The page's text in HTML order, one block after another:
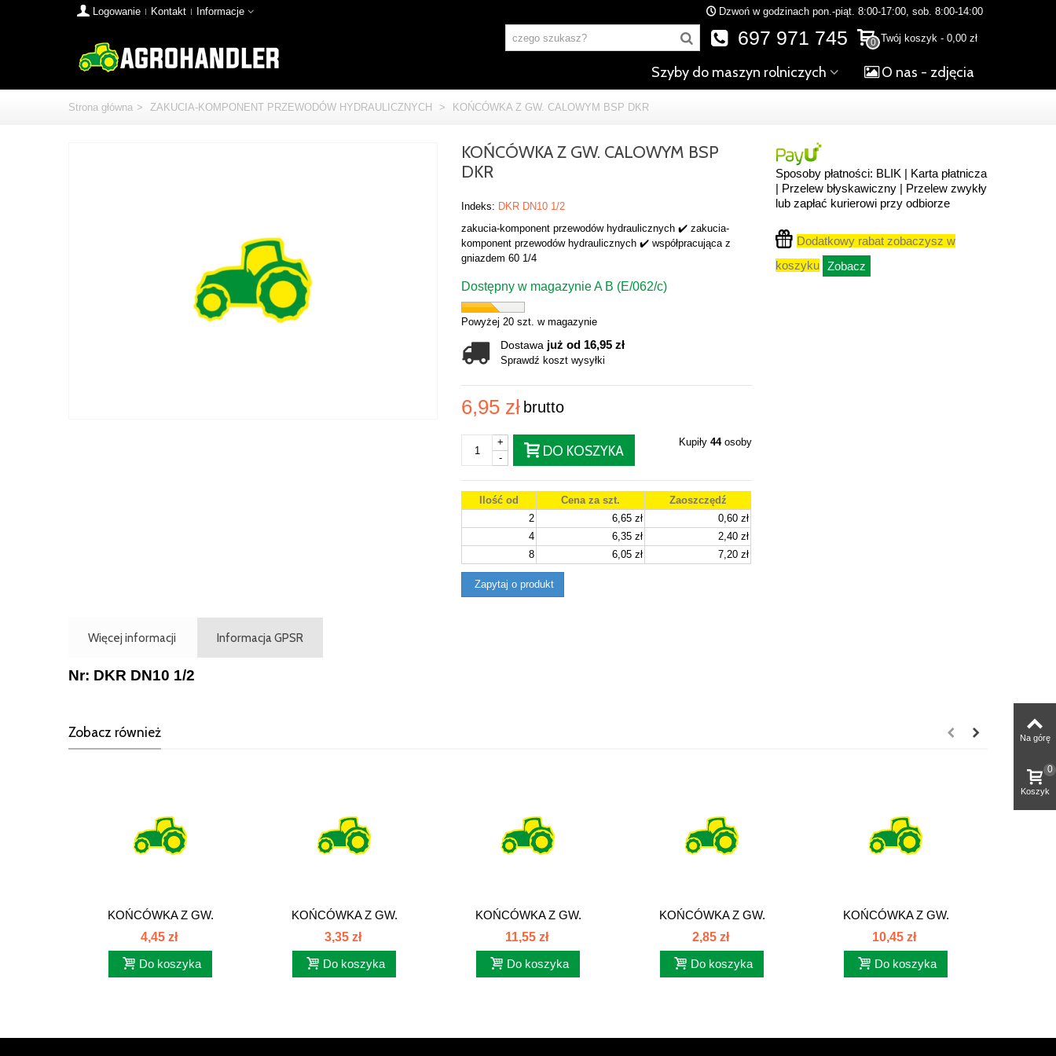
Logowanie Kontakt Informacje Dzwoń w godzinach pon.-piąt. 8:00-17:00, sob. 8:00-14:00
0 Twój koszyk - 0,00 zł
697 971 745
Szyby do maszyn rolniczych O nas - zdjęcia
Strona główna > ZAKUCIA-KOMPONENT PRZEWODÓW HYDRAULICZNYCH > KOŃCÓWKA Z GW. CALOWYM BSP DKR
KOŃCÓWKA Z GW. CALOWYM BSP
DKR
Indeks: DKR DN10 1/2
zakucia-komponent przewodów hydraulicznych ✔️ zakucia-
komponent przewodów hydraulicznych ✔️ współpracująca z
gniazdem 60 1/4
Dostępny w magazynie A B (E/062/c)
Powyżej 20 szt. w magazynie
Dostawa już od 16,95 zł
Sprawdź koszt wysyłki
6,95 zł brutto
-
+
DO KOSZYKA
Kupiły 44osoby
Ilość od Cena za szt.
Zaoszczędź
2
6,65 zł
0,60 zł
4
6,35 zł
2,40 zł
8
6,05 zł 7,20 zł
Zapytaj o produkt
Sposoby płatności: BLIK | Karta płatnicza
| Przelew błyskawiczny | Przelew zwykły
lub zapłać kurierowi przy odbiorze
Dodatkowy rabat zobaczysz w
koszyku Zobacz
Więcej informacji Informacja GPSR
Nr: DKR DN10 1/2
Zobacz również
KOŃCÓWKA Z GW.
CALOWYM BSP DKR
4,45 zł
Do koszyka
KOŃCÓWKA Z GW.
CALOWYM BSP DKR
3,35 zł
Do koszyka
KOŃCÓWKA Z GW.
CALOWYM BSP DKR
11,55 zł
Do koszyka
KOŃCÓWKA Z GW.
CALOWYM BSP DKR
2,85 zł
Do koszyka
KOŃCÓWKA Z GW.
CALOWYM BSP DKR
10,45 zł
Do koszyka
Na górę
Koszyk
0